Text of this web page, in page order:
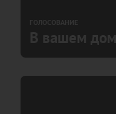
ГОЛОСОВАНИЕ
В вашем